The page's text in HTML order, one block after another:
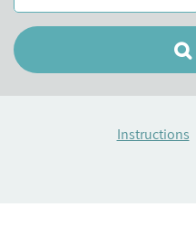
Instructions